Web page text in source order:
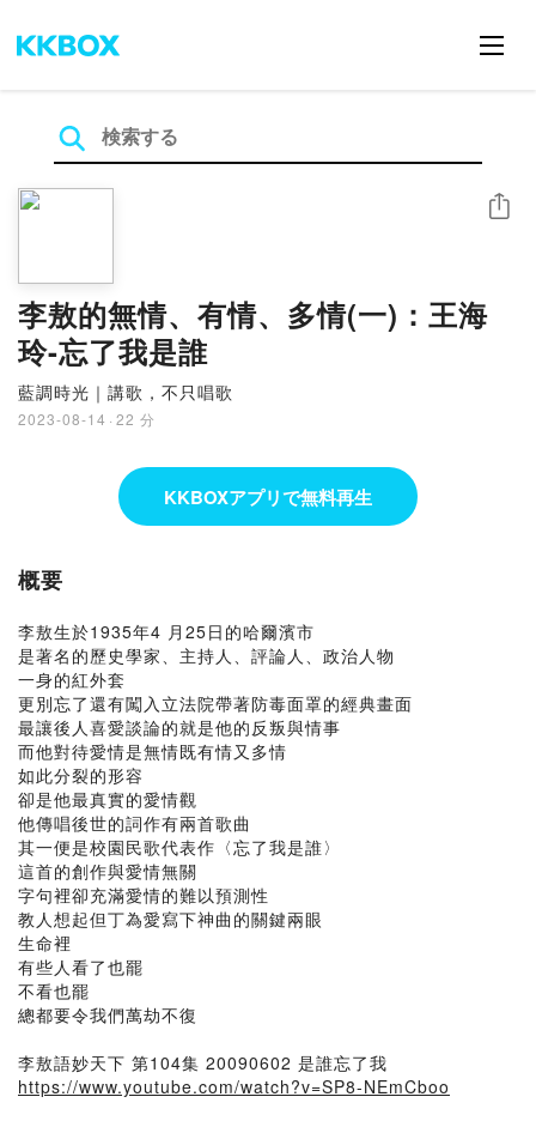
李敖的無情、有情、多情(一)：王海
玲-忘了我是誰
藍調時光｜講歌，不只唱歌
2023-08-14 · 22 分
シェア
KKBOXアプリで無料再生
概要
李敖生於1935年4 月25日的哈爾濱市
是著名的歷史學家、主持人、評論人、政治人物
一身的紅外套
更別忘了還有闖入立法院帶著防毒面罩的經典畫面
最讓後人喜愛談論的就是他的反叛與情事
而他對待愛情是無情既有情又多情
如此分裂的形容
卻是他最真實的愛情觀
他傳唱後世的詞作有兩首歌曲
其一便是校園民歌代表作〈忘了我是誰〉
這首的創作與愛情無關
字句裡卻充滿愛情的難以預測性
教人想起但丁為愛寫下神曲的關鍵兩眼
生命裡
有些人看了也罷
不看也罷
總都要令我們萬劫不復
李敖語妙天下 第104集 20090602 是誰忘了我
https://www.youtube.com/watch?v=SP8-NEmCboo